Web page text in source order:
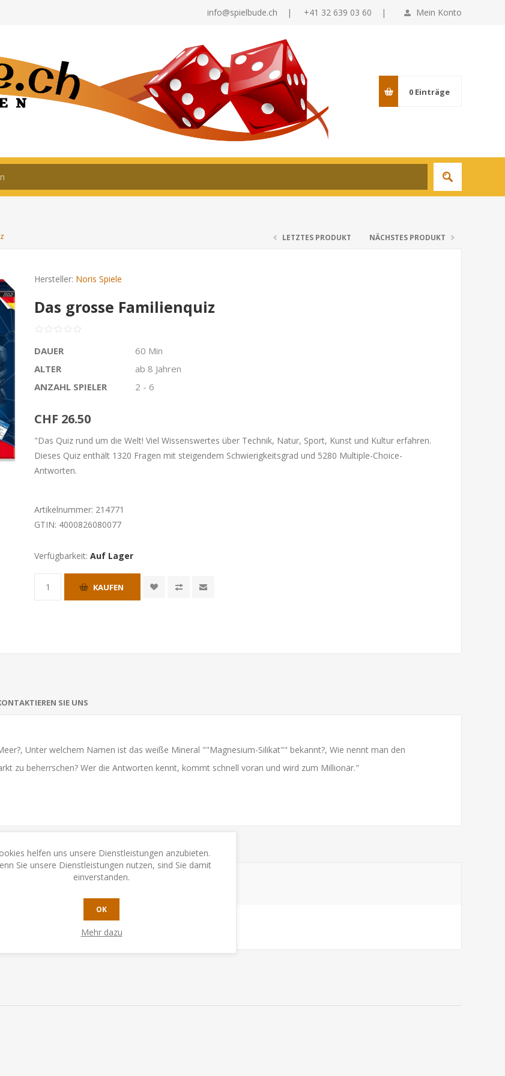
Mein Konto
info@spielbude.ch | +41 32 639 03 60 |
0 Einträge
LETZTES PRODUKT NÄCHSTES PRODUKT
Hersteller: Noris Spiele
Das grosse Familienquiz
DAUER
60 Min
ALTER
ab 8 Jahren
ANZAHL SPIELER
2 - 6
CHF 26.50
"Das Quiz rund um die Welt! Viel Wissenswertes über Technik, Natur, Sport, Kunst und Kultur erfahren.
Dieses Quiz enthält 1320 Fragen mit steigendem Schwierigkeitsgrad und 5280 Multiple-Choice-
Antworten.
Artikelnummer: 214771
GTIN: 4000826080077
Verfügbarkeit: Auf Lager
KAUFEN
SIE UNS
Unter welchem Namen ist das weiße Mineral ""Magnesium-Silikat"" bekannt?, Wie nennt man den
zu beherrschen? Wer die Antworten kennt, kommt schnell voran und wird zum Millionär."
helfen uns unsere Dienstleistungen anzubieten.
Sie unsere Dienstleistungen nutzen, sind Sie damit
einverstanden.
OK
Mehr dazu